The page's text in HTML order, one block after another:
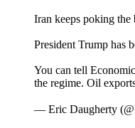
Iran keeps poking the
President Trump has
You can tell
the regime. Oil
— Eric Daugherty